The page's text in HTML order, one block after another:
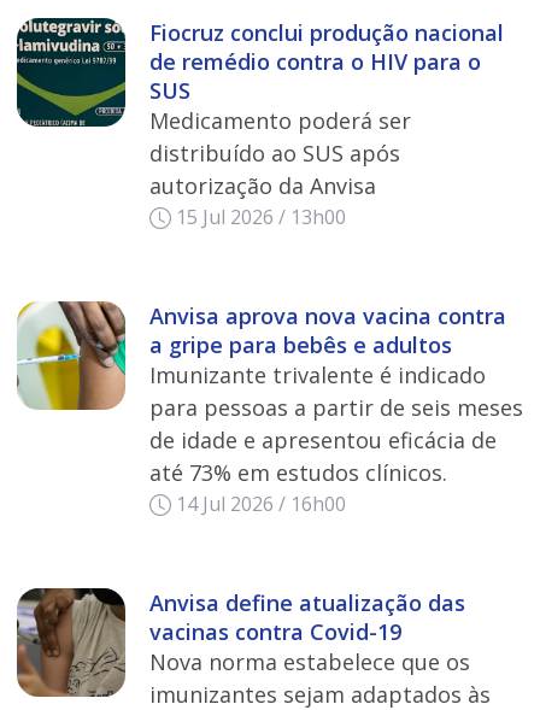
Fiocruz conclui produção nacional
de remédio contra o HIV para o
SUS
Medicamento poderá ser
distribuído ao SUS após
autorização da Anvisa
15 Jul 2026 / 13h00
Anvisa aprova nova vacina contra
a gripe para bebês e adultos
Imunizante trivalente é indicado
para pessoas a partir de seis meses
de idade e apresentou eficácia de
até 73% em estudos clínicos.
14 Jul 2026 / 16h00
Anvisa define atualização das
vacinas contra Covid-19
Nova norma estabelece que os
imunizantes sejam adaptados às